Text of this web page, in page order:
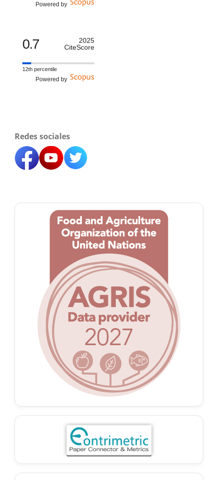
Powered by
0.7
2025
CiteScore
12th percentile
Powered by
Redes sociales